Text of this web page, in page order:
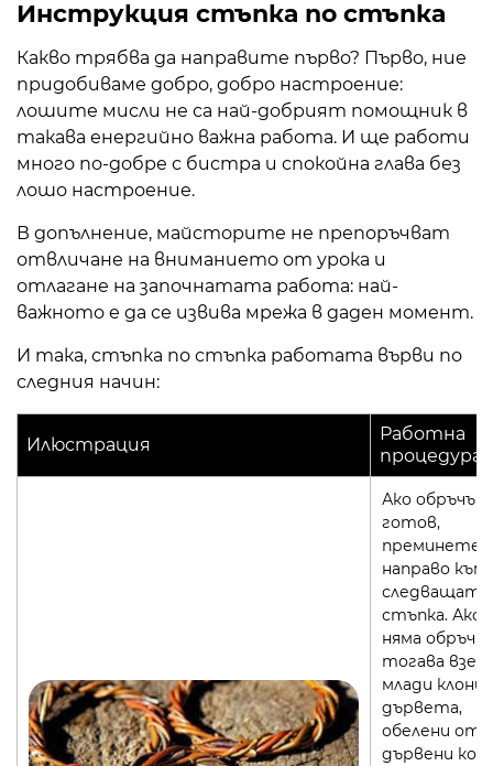
Инструкция стъпка по стъпка
Какво трябва да направите първо? Първо, ние
придобиваме добро, добро настроение:
лошите мисли не са най-добрият помощник в
такава енергийно важна работа. И ще работи
много по-добре с бистра и спокойна глава без
лошо настроение.
В допълнение, майсторите не препоръчват
отвличане на вниманието от урока и
отлагане на започнатата работа: най-
важното е да се извива мрежа в даден момент.
И така, стъпка по стъпка работата върви по
следния начин:
Илюстрация
Работна
процедура
Ако
готов,
преминете
направо към
следващата
стъпка. Ако
няма обръч,
тогава
млади клони
дървета,
обелени от
дървени